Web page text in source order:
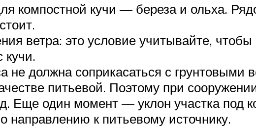
компостной кучи — береза и ольха.
ветра: это условие учитывайте,
кучи.
не должна соприкасаться с
питьевой. Поэтому при
Еще один момент — уклон участка под
направлению к питьевому источнику.